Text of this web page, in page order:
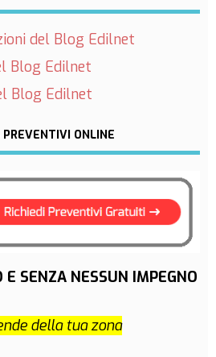
del Blog Edilnet
Blog Edilnet
Blog Edilnet
ONLINE
E SENZA NESSUN IMPEGNO
della tua zona